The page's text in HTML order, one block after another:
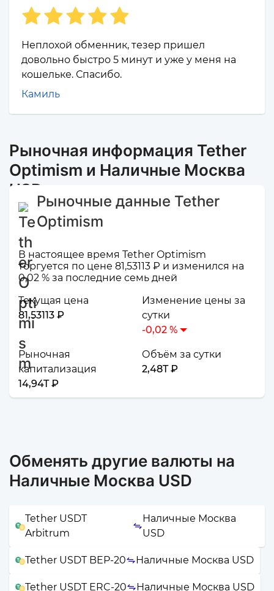
Неплохой обменник, тезер пришел
довольно быстро 5 минут и уже у меня на
кошельке. Спасибо.
Камиль
Рыночная информация Tether
Optimism и Наличные Москва
USD
Рыночные данные Tether
Optimism
В настоящее время Tether Optimism
торгуется по цене 81,53113 ₽ и изменился на
0,02 % за последние семь дней
Текущая цена
81,53113 ₽
Изменение цены за
сутки
-0,02 %
Рыночная
капитализация
14,94T ₽
Объём за сутки
2,48T ₽
Обменять другие валюты на
Наличные Москва USD
Tether USDT
Arbitrum
Наличные Москва
USD
Tether USDT BEP-20 Наличные Москва USD
Tether USDT ERC-20 Наличные Москва USD